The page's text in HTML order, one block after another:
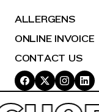
ALLERGENS
ONLINE INVOICE
CONTACT US